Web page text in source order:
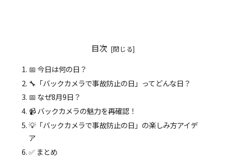
目次
📅 今日は何の日？
🔧「バックカメラで事故防止の日」ってどんな日？
📅 なぜ8月9日？
📹 バックカメラの魅力を再確認！
💡「バックカメラで事故防止の日」の楽しみ方アイデ
ア
✅ まとめ